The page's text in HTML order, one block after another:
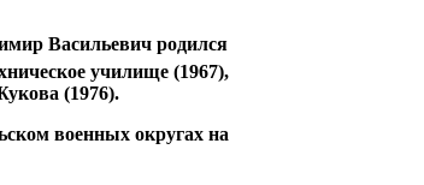
Васильевич родился
училище (1967),
(1976).
военных округах на